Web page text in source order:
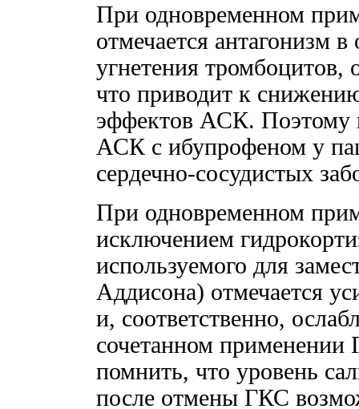
При одновременном
отмечается антагонизм
угнетения
что приводит к
эффектов АСК. Поэтому
АСК с ибупрофеном у
сердечно-сосудистых
При одновременном
исключением
используемого для
Аддисона) отмечается
и, соответственно,
сочетанном применении
помнить, что уровень
после отмены ГКС